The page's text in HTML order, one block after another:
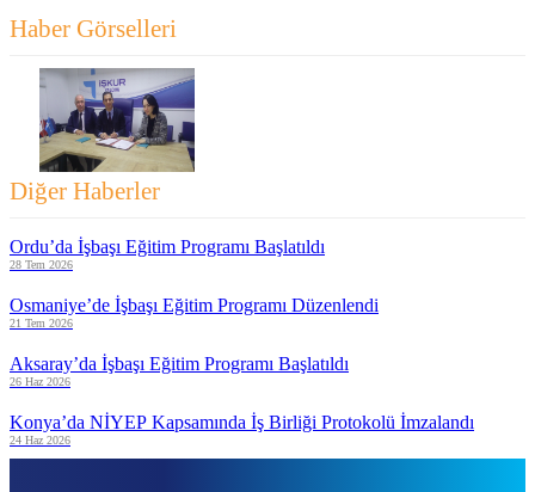
Haber Görselleri
Diğer Haberler
Ordu’da İşbaşı Eğitim Programı Başlatıldı
28 Tem 2026
Osmaniye’de İşbaşı Eğitim Programı Düzenlendi
21 Tem 2026
Aksaray’da İşbaşı Eğitim Programı Başlatıldı
26 Haz 2026
Konya’da NİYEP Kapsamında İş Birliği Protokolü İmzalandı
24 Haz 2026